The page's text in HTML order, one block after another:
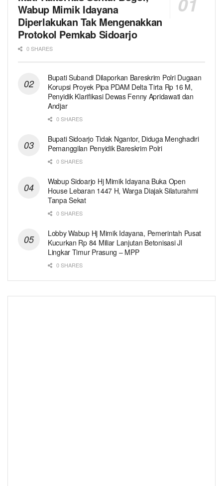
Wabup Mimik Idayana
Diperlakukan Tak Mengenakkan
Protokol Pemkab Sidoarjo
0 SHARES
Bupati Subandi Dilaporkan Bareskrim Polri Dugaan
Korupsi Proyek Pipa PDAM Delta Tirta Rp 16 M,
Penyidik Klarifikasi Dewas Fenny Apridawati dan
Andjar
0 SHARES
Bupati Sidoarjo Tidak Ngantor, Diduga Menghadiri
Pemanggilan Penyidik Bareskrim Polri
0 SHARES
Wabup Sidoarjo Hj Mimik Idayana Buka Open
House Lebaran 1447 H, Warga Diajak Silaturahmi
Tanpa Sekat
0 SHARES
Lobby Wabup Hj Mimik Idayana, Pemerintah Pusat
Kucurkan Rp 84 Miliar Lanjutan Betonisasi Jl
Lingkar Timur Prasung – MPP
0 SHARES